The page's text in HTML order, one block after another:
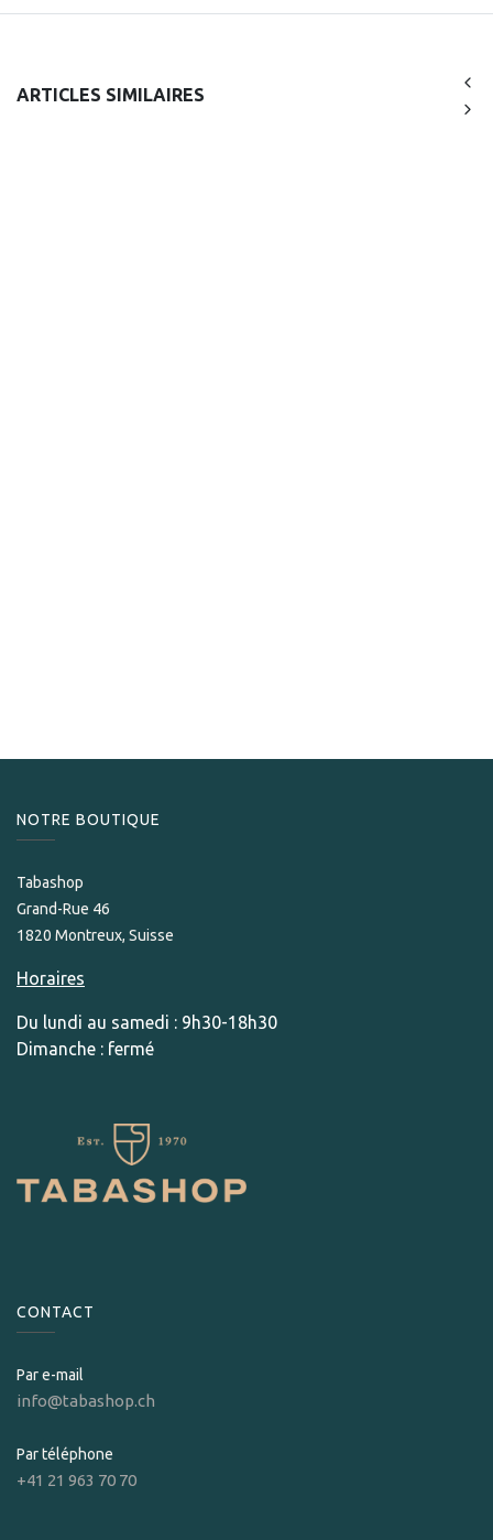
ARTICLES SIMILAIRES
NOTRE BOUTIQUE
Tabashop
Grand-Rue 46
1820 Montreux, Suisse
Horaires
Du lundi au samedi : 9h30-18h30
Dimanche : fermé
CONTACT
Par e-mail
info@tabashop.ch
Par téléphone
+41 21 963 70 70